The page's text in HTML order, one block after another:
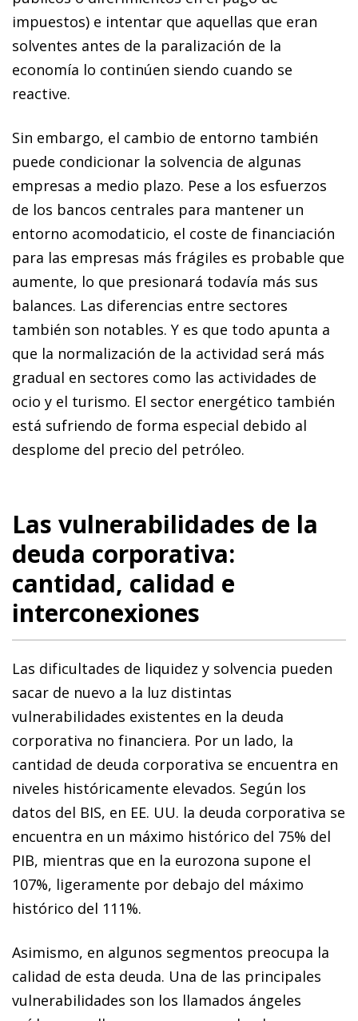
impuestos) e in­­tentar que aquellas que eran
solventes antes de la paralización de la
economía lo continúen siendo cuando se
reactive.
Sin embargo, el cambio de entorno también
puede condicionar la solvencia de algunas
empresas a medio plazo. Pese a los esfuerzos
de los bancos centrales para mantener un
entorno acomodaticio, el coste de financiación
para las empresas más frágiles es probable que
aumente, lo que presionará todavía más sus
balances. Las diferencias entre sectores
también son notables. Y es que todo apunta a
que la normalización de la actividad será más
gradual en sectores como las actividades de
ocio y el turismo. El sector energético también
está sufriendo de forma especial debido al
desplome del precio del petróleo.
Las vulnerabilidades de la
deuda corporativa:
cantidad, calidad e
interconexiones
Las dificultades de liquidez y solvencia pueden
sacar de nuevo a la luz distintas
vulnerabilidades existentes en la deuda
corporativa no financiera. Por un lado, la
cantidad de deuda corporativa se encuentra en
niveles históricamente elevados. Según los
datos del BIS, en EE. UU. la deuda corporativa se
encuentra en un máximo histórico del 75% del
PIB, mientras que en la eurozona supone el
107%, ligeramente por debajo del máximo
histórico del 111%.
Asimismo, en algunos segmentos preocupa la
calidad de esta deuda. Una de las principales
vulnerabilidades son los llamados ángeles